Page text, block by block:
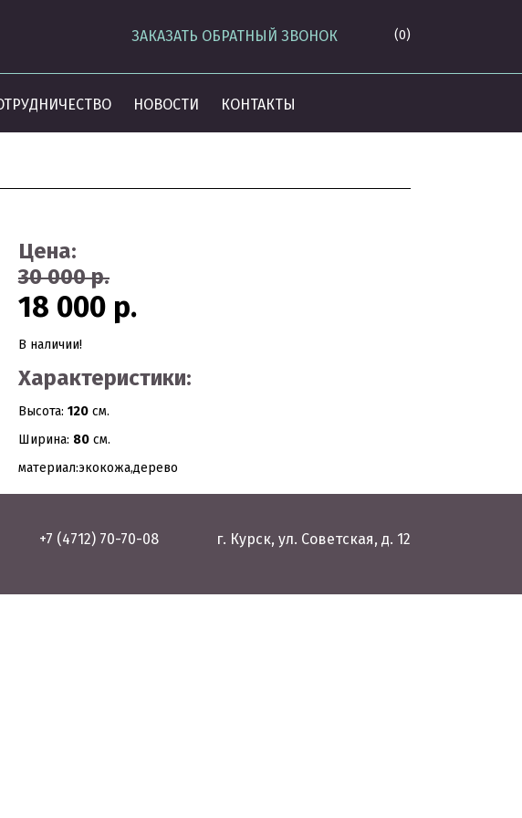
НОВОСТИ КОНТАКТЫ
ЗАКАЗАТЬ ОБРАТНЫЙ ЗВОНОК (0)
Цена:
30 000 р.
18 000 р.
В наличии!
Характеристики:
Высота: 120 см.
Ширина: 80 см.
материал:экокожа,дерево
+7 (4712) 70-70-08 г. Курск, ул. Советская, д. 12